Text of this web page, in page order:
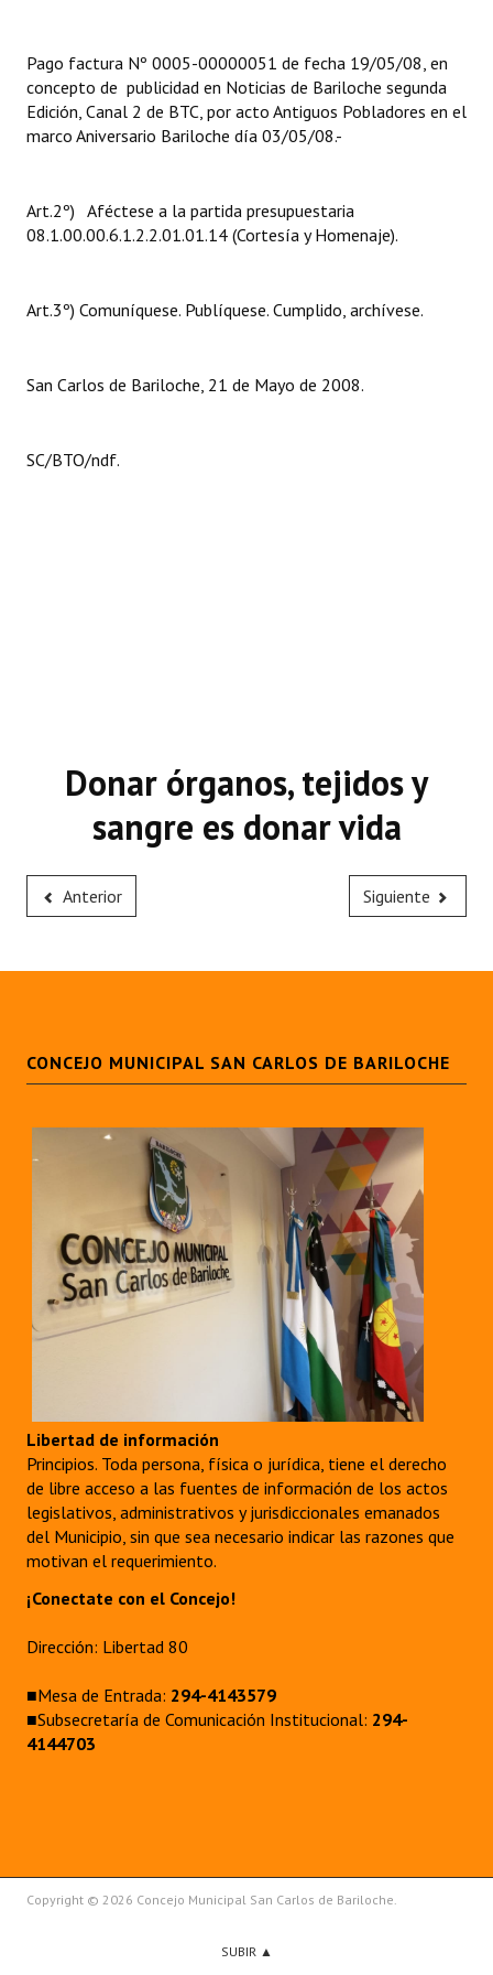
Antiguos Pobladores - Registro
Reconocimientos - Registro
Entrega de distinciones
REFORMA DE LA CARTA ORGÁNICA
Pago factura Nº 0005-00000051 de fecha 19/05/08, en
concepto de publicidad en Noticias de Bariloche segunda
Edición, Canal 2 de BTC, por acto Antiguos Pobladores en el
marco Aniversario Bariloche día 03/05/08.-
Art.2º) Aféctese a la partida presupuestaria
08.1.00.00.6.1.2.2.01.01.14 (Cortesía y Homenaje).
Art.3º) Comuníquese. Publíquese. Cumplido, archívese.
San Carlos de Bariloche, 21 de Mayo de 2008.
SC/BTO/ndf.
Donar órganos, tejidos y
sangre es donar vida
Anterior Siguiente
CONCEJO MUNICIPAL SAN CARLOS DE BARILOCHE
Libertad de información
Principios. Toda persona, física o jurídica, tiene el derecho
de libre acceso a las fuentes de información de los actos
legislativos, administrativos y jurisdiccionales emanados
del Municipio, sin que sea necesario indicar las razones que
motivan el requerimiento.
¡Conectate con el Concejo!
Dirección: Libertad 80
■Mesa de Entrada: 294-4143579
■Subsecretaría de Comunicación Institucional: 294-
4144703
Copyright © 2026 Concejo Municipal San Carlos de Bariloche.
SUBIR ▲